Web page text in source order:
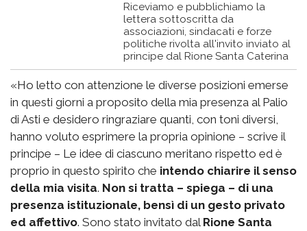
Riceviamo e pubblichiamo la
lettera sottoscritta da
associazioni, sindacati e forze
politiche rivolta all'invito inviato al
principe dal Rione Santa Caterina
«Ho letto con attenzione le diverse posizioni emerse
in questi giorni a proposito della mia presenza al Palio
di Asti e desidero ringraziare quanti, con toni diversi,
hanno voluto esprimere la propria opinione – scrive il
principe – Le idee di ciascuno meritano rispetto ed è
proprio in questo spirito che intendo chiarire il senso
della mia visita. Non si tratta – spiega – di una
presenza istituzionale, bensì di un gesto privato
ed affettivo. Sono stato invitato dal Rione Santa